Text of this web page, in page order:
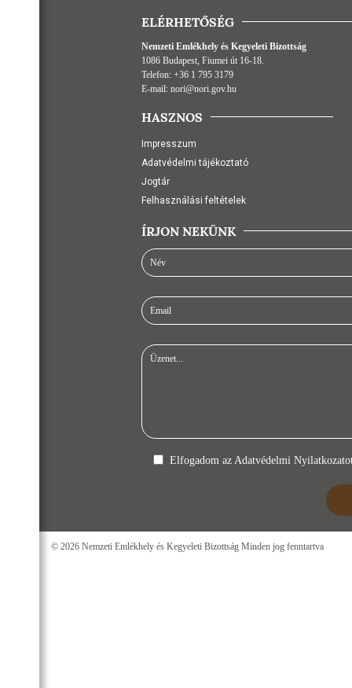
ELÉRHETŐSÉG
Nemzeti Emlékhely és Kegyeleti Bizottság
1086 Budapest, Fiumei út 16-18.
Telefon: +36 1 795 3179
E-mail: nori@nori.gov.hu
HASZNOS
Impresszum
Adatvédelmi tájékoztató
Jogtár
Felhasználási feltételek
ÍRJON NEKÜNK
Elfogadom az Adatvédelmi
© 2026 Nemzeti Emlékhely és Kegyeleti Bizottság Minden jog fenntartva